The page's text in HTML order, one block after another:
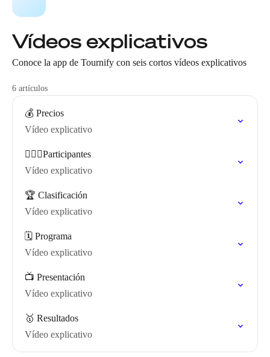
Vídeos explicativos
Conoce la app de Tournify con seis cortos vídeos explicativos
6 artículos
💰 Precios
Vídeo explicativo
🏃🏽‍♀️Participantes
Vídeo explicativo
🏆 Clasificación
Vídeo explicativo
🗓️ Programa
Vídeo explicativo
📺 Presentación
Vídeo explicativo
🥇 Resultados
Vídeo explicativo